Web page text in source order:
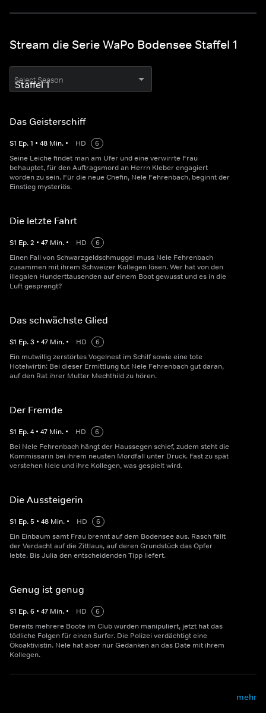
Stream die Serie WaPo Bodensee Staffel 1
Select Season
Das Geisterschiff
S1 Ep.1 • 48 Min. • HD
6
Seine Leiche findet man am Ufer und eine verwirrte Frau
behauptet, für den Auftragsmord an Herrn Kleber engagiert
worden zu sein. Für die neue Chefin, Nele Fehrenbach, beginnt der
Einstieg mysteriös.
Die letzte Fahrt
S1 Ep.2 • 47 Min. • HD
6
Einen Fall von Schwarzgeldschmuggel muss Nele Fehrenbach
zusammen mit ihrem Schweizer Kollegen lösen. Wer hat von den
illegalen Hunderttausenden auf einem Boot gewusst und es in die
Luft gesprengt?
Das schwächste Glied
S1 Ep.3 • 47 Min. • HD
6
Ein mutwillig zerstörtes Vogelnest im Schilf sowie eine tote
Hotelwirtin: Bei dieser Ermittlung tut Nele Fehrenbach gut daran,
auf den Rat ihrer Mutter Mechthild zu hören.
Der Fremde
S1 Ep.4 • 47 Min. • HD
6
Bei Nele Fehrenbach hängt der Haussegen schief, zudem steht die
Kommissarin bei ihrem neusten Mordfall unter Druck. Fast zu spät
verstehen Nele und ihre Kollegen, was gespielt wird.
Die Aussteigerin
S1 Ep.5 • 48 Min. • HD
6
Ein Einbaum samt Frau brennt auf dem Bodensee aus. Rasch fällt
der Verdacht auf die Zittlaus, auf deren Grundstück das Opfer
lebte. Bis Julia den entscheidenden Tipp liefert.
Genug ist genug
S1 Ep.6 • 47 Min. • HD
6
Bereits mehrere Boote im Club wurden manipuliert, jetzt hat das
tödliche Folgen für einen Surfer. Die Polizei verdächtigt eine
Ökoaktivistin. Nele hat aber nur Gedanken an das Date mit ihrem
Kollegen.
mehr